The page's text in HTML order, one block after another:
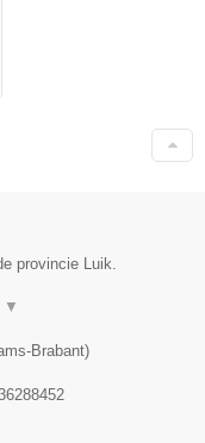
provincie Luik.
▼
Brabant)